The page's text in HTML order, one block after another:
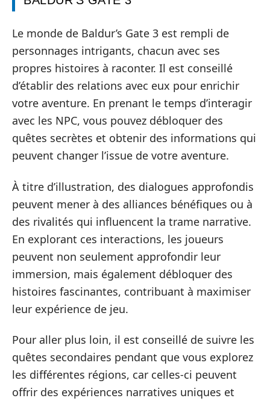
Le monde de Baldur’s Gate 3 est rempli de
personnages intrigants, chacun avec ses
propres histoires à raconter. Il est conseillé
d’établir des relations avec eux pour enrichir
votre aventure. En prenant le temps d’interagir
avec les NPC, vous pouvez débloquer des
quêtes secrètes et obtenir des informations qui
peuvent changer l’issue de votre aventure.
À titre d’illustration, des dialogues approfondis
peuvent mener à des alliances bénéfiques ou à
des rivalités qui influencent la trame narrative.
En explorant ces interactions, les joueurs
peuvent non seulement approfondir leur
immersion, mais également débloquer des
histoires fascinantes, contribuant à maximiser
leur expérience de jeu.
Pour aller plus loin, il est conseillé de suivre les
quêtes secondaires pendant que vous explorez
les différentes régions, car celles-ci peuvent
offrir des expériences narratives uniques et